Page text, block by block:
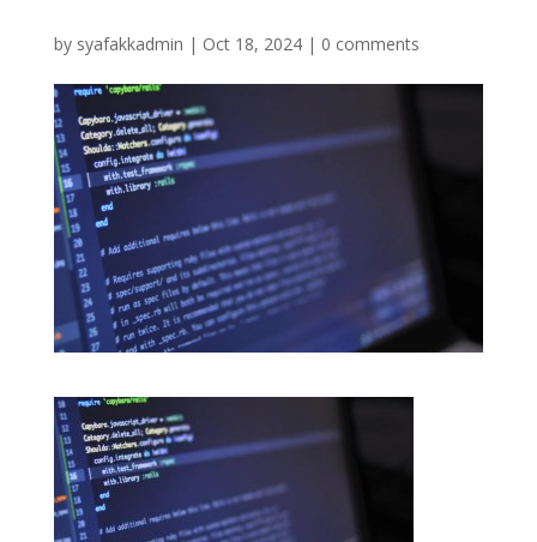
by syafakkadmin | Oct 18, 2024| 0 comments